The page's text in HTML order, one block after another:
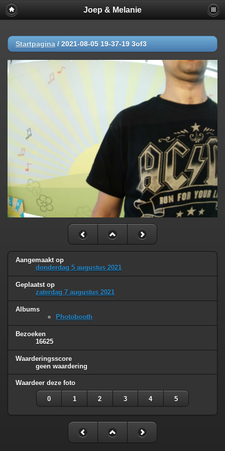
Joep & Melanie
Startpagina / 2021-08-05 19-37-19 3of3
Aangemaakt op
donderdag 5 augustus 2021
Geplaatst op
zaterdag 7 augustus 2021
Albums
Photobooth
Bezoeken
16625
Waarderingsscore
geen waardering
Waardeer deze foto
0 1 2 3 4 5